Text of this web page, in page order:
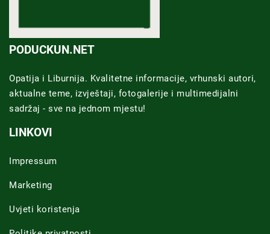
PODUCKUN.NET
Opatija i Liburnija. Kvalitetne informacije, vrhunski autori,
aktualne teme, izvještaji, fotogalerije i multimedijalni
sadržaj - sve na jednom mjestu!
LINKOVI
Impressum
Marketing
Uvjeti koristenja